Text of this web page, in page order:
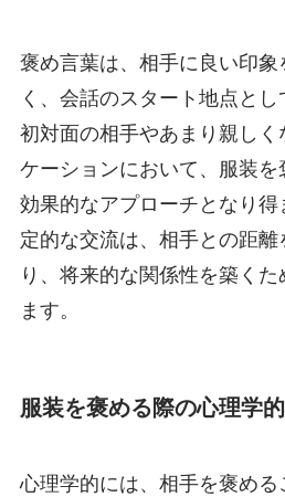
褒め言葉は、相手に良い印象
く、会話のスタート地点と
初対面の相手やあまり親しく
ケーションにおいて、服装
効果的なアプローチとなり
定的な交流は、相手との距
り、将来的な関係性を築く
ます。
服装を褒める際の心理学
心理学的には、相手を褒める